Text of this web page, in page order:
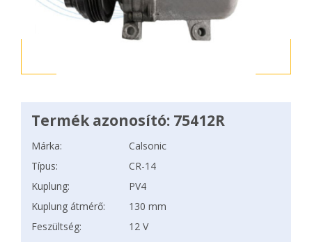
Termék azonosító: 75412R
Márka:
Calsonic
Típus:
CR-14
Kuplung:
PV4
Kuplung átmérő:
130 mm
Feszültség:
12 V